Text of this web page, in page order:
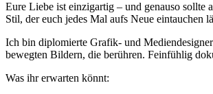
Eure Liebe ist einzigartig – und genauso sollte
Stil, der euch jedes Mal aufs Neue eintauchen
Ich bin diplomierte Grafik- und
bewegten Bildern, die berühren. Feinfühlig
Was ihr erwarten könnt: